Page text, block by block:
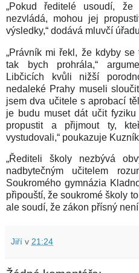
„Pokud ředitelé usoudí, že
nezvládá, mohou jej
výsledky,“ dodává mluvčí
„Právník mi řekl, že kdyby
tak bych prohrála,“
Libčicích kvůli nižší
nedaleké Prahy museli
jsem dva učitele s aprobací
je budu muset dát učit
propustit a přijmout ty,
vystudovali,“ poukazuje
„Řediteli školy nezbývá
nadbytečným učitelem
Soukromého gymnázia
připouští, že soukromé školy
ale soudí, že zákon přísný
Jiří v 21:24